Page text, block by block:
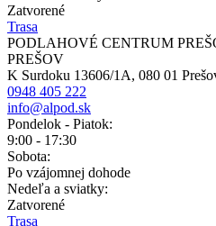
Zatvorené
Trasa
PODLAHOVÉ CENTRUM
PREŠOV
K Surdoku 13606/1A, 080 01
0948 405 222
info@alpod.sk
Pondelok - Piatok:
9:00 - 17:30
Sobota:
Po vzájomnej dohode
Nedeľa a sviatky:
Zatvorené
Trasa